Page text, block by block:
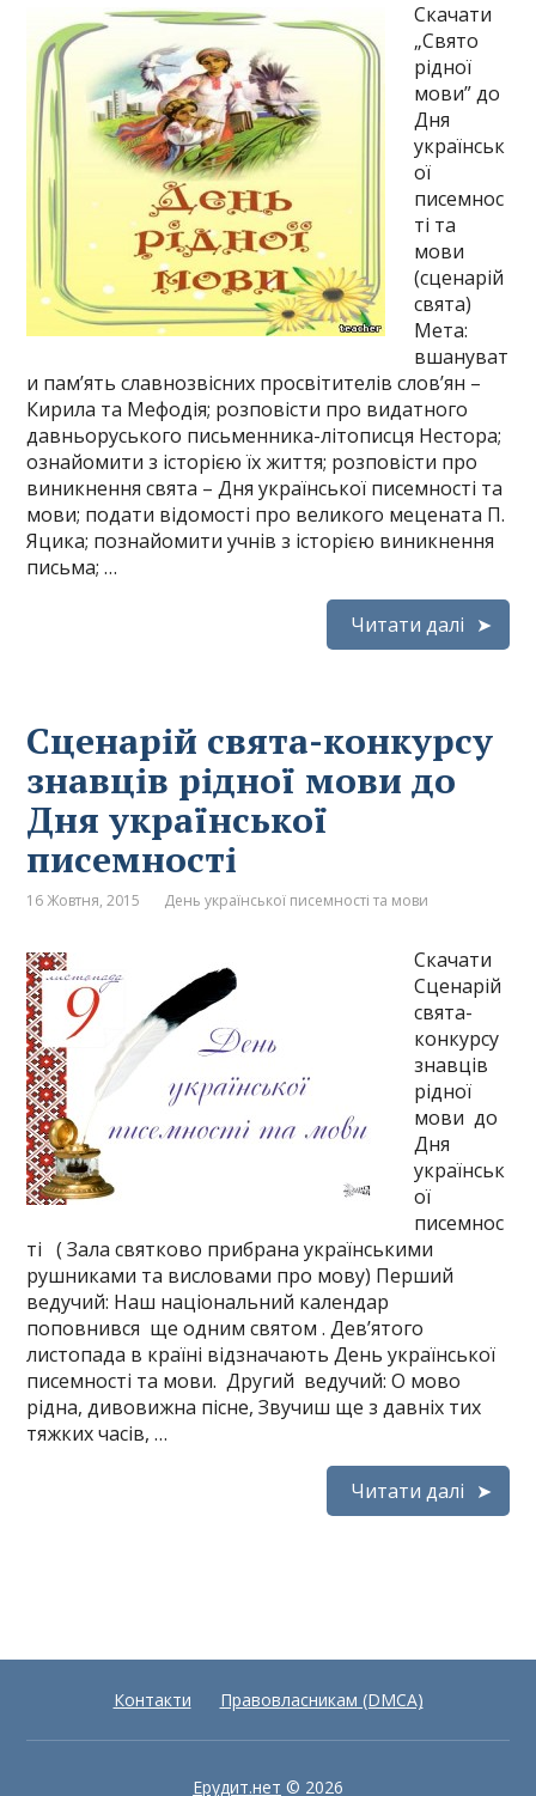
Скачати
„Свято
рідної
мови” до
Дня
українськ
ої
писемнос
ті та
мови
(сценарій
свята)
Мета:
вшануват
и пам’ять славнозвісних просвітителів слов’ян –
Кирила та Мефодія; розповісти про видатного
давньоруського письменника-літописця Нестора;
ознайомити з історією їх життя; розповісти про
виникнення свята – Дня української писемності та
мови; подати відомості про великого мецената П.
Яцика; познайомити учнів з історією виникнення
письма; …
Читати далі
Сценарій свята-конкурсу
знавців рідної мови до
Дня української
писемності
16 Жовтня, 2015 День української писемності та мови
Скачати
Сценарій
свята-
конкурсу
знавців
рідної
мови до
Дня
українськ
ої
писемнос
ті ( Зала святково прибрана українськими
рушниками та висловами про мову) Перший
ведучий: Наш національний календар
поповнився ще одним святом . Дев’ятого
листопада в країні відзначають День української
писемності та мови. Другий ведучий: О мово
рідна, дивовижна пісне, Звучиш ще з давніх тих
тяжких часів, …
Читати далі
Контакти Правовласникам (DMCA)
Ерудит.нет © 2026